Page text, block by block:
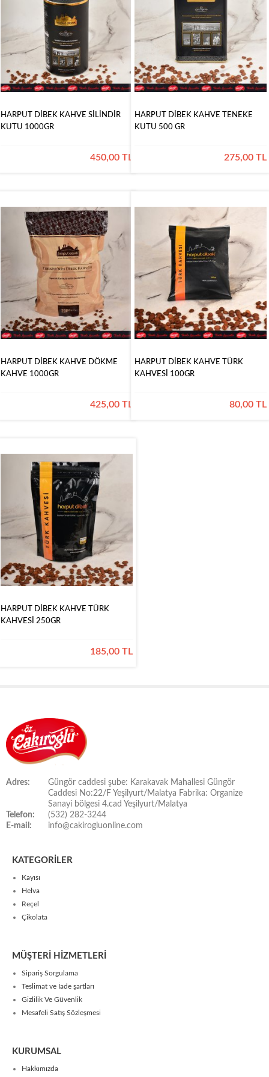
Pekmez
Çokolax
Kahveler
Pestiller
Special
Çikolatalar
Dekorlu
Çikolatalar
Drajeler
Bayram
Şekerleri
Bayram
Çikolataları
Hediyelik
Çikolatalar
İsteme
Çikolataları
HARPUT DİBEK KAHVE SİLİNDİR
KUTU 1000GR
450,00 TL
HARPUT DİBEK KAHVE TENEKE
KUTU 500 GR
275,00 TL
HARPUT DİBEK KAHVE DÖKME
KAHVE 1000GR
425,00 TL
HARPUT DİBEK KAHVE TÜRK
KAHVESİ 100GR
80,00 TL
HARPUT DİBEK KAHVE TÜRK
KAHVESİ 250GR
185,00 TL
Adres:
Güngör caddesi şube: Karakavak Mahallesi Güngör
Caddesi No:22/F Yeşilyurt/Malatya Fabrika: Organize
Sanayi bölgesi 4.cad Yeşilyurt/Malatya
Telefon:
(532) 282-3244
E-mail:
info@cakirogluonline.com
KATEGORİLER
Kayısı
Helva
Reçel
Çikolata
MÜŞTERİ HİZMETLERİ
Sipariş Sorgulama
Teslimat ve İade şartları
Gizlilik Ve Güvenlik
Mesafeli Satış Sözleşmesi
KURUMSAL
Hakkımızda